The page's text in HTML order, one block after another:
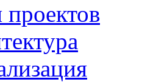
проектов